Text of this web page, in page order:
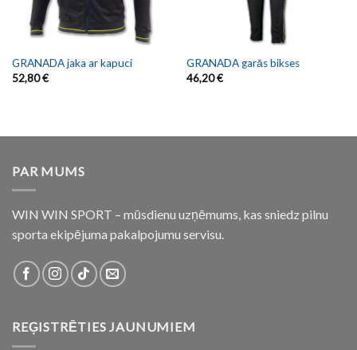
GRANADA jaka ar kapuci
52,80€
GRANADA garās bikses
46,20€
PAR MUMS
WIN WIN SPORT – mūsdienu uzņēmums, kas sniedz pilnu
sporta ekipējuma pakalpojumu servisu.
REĢISTRĒTIES JAUNUMIEM